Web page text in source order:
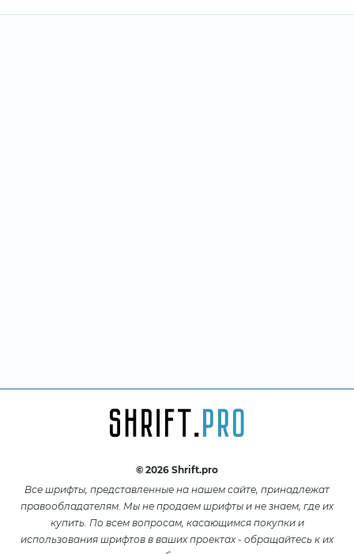
© 2026 Shrift.pro
Все шрифты, представленные на нашем сайте, принадлежат
правообладателям. Мы не продаем шрифты и не знаем, где их
купить. По всем вопросам, касающимся покупки и
использования шрифтов в ваших проектах - обращайтесь к их